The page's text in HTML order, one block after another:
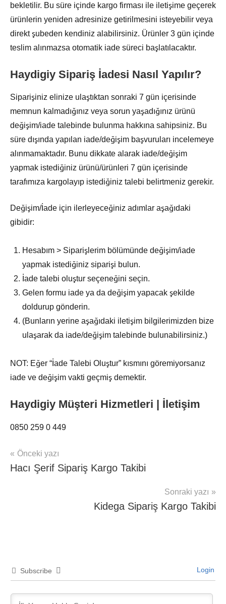
bekletilir. Bu süre içinde kargo firması ile iletişime geçerek
ürünlerin yeniden adresinize getirilmesini isteyebilir veya
direkt şubeden kendiniz alabilirsiniz. Ürünler 3 gün içinde
teslim alınmazsa otomatik iade süreci başlatılacaktır.
Haydigiy Sipariş İadesi Nasıl Yapılır?
Siparişiniz elinize ulaştıktan sonraki 7 gün içerisinde
memnun kalmadığınız veya sorun yaşadığınız ürünü
değişim/iade talebinde bulunma hakkına sahipsiniz. Bu
süre dışında yapılan iade/değişim başvuruları incelemeye
alınmamaktadır. Bunu dikkate alarak iade/değişim
yapmak istediğiniz ürünü/ürünleri 7 gün içerisinde
tarafımıza kargolayıp istediğiniz talebi belirtmeniz gerekir.
Değişim/İade için ilerleyeceğiniz adımlar aşağıdaki
gibidir:
Hesabım > Siparişlerim bölümünde değişim/iade
yapmak istediğiniz siparişi bulun.
İade talebi oluştur seçeneğini seçin.
Gelen formu iade ya da değişim yapacak şekilde
doldurup gönderin.
(Bunların yerine aşağıdaki iletişim bilgilerimizden bize
ulaşarak da iade/değişim talebinde bulunabilirsiniz.)
NOT: Eğer “İade Talebi Oluştur” kısmını göremiyorsanız
iade ve değişim vakti geçmiş demektir.
Haydigiy Müşteri Hizmetleri | İletişim
0850 259 0 449
Şununla
etiketlenmiş:
Kargo
Yazı
gezinmesi
Önceki yazı
Hacı Şerif Sipariş Kargo Takibi
Sonraki yazı
Kidega Sipariş Kargo Takibi
Subscribe Login